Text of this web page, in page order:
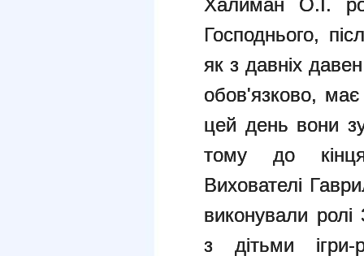
Халиман О.І.
Господнього,
як з давніх
обов'язково,
цей день вони
тому до
Вихователі
виконували
з дітьми